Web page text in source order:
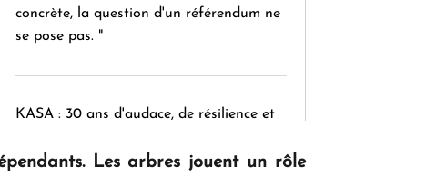
concrète, la question d'un référendum ne
se pose pas. "
KASA : 30 ans d'audace, de résilience et
Les arbres jouent un rôle